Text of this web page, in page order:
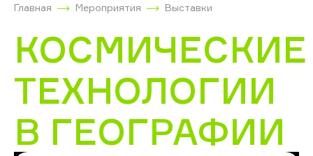
ПОИСК
Главная Мероприятия Выставки
КОСМИЧЕСКИЕ
ТЕХНОЛОГИИ
В ГЕОГРАФИИ